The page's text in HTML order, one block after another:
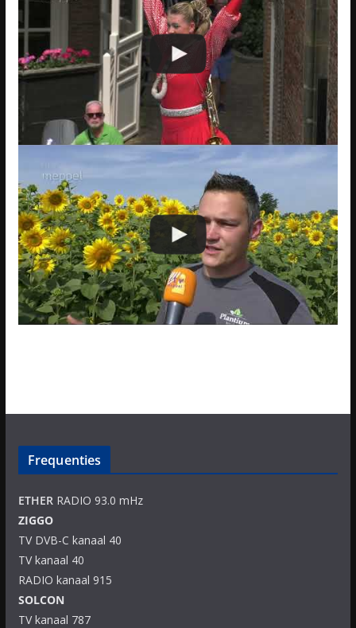
Frequenties
ETHERRADIO 93.0 mHz
ZIGGO
TV DVB-C kanaal 40
TV kanaal 40
RADIO kanaal 915
SOLCON
TV kanaal 787